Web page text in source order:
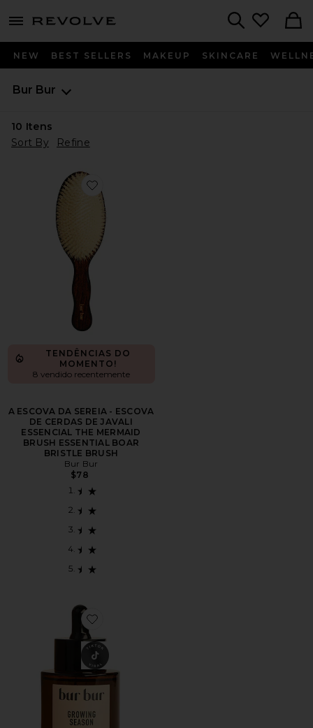
menu - shows more content
NEW BEST SELLERS MAKEUP SKINCARE
Bur Bur
10 Itens
Sort By
Refine
Favorite A ESCOVA DA SEREIA - ESCOVA DE
TENDÊNCIAS DO
MOMENTO!
8 vendido recentemente
A ESCOVA DA SEREIA - ESCOVA
DE CERDAS DE JAVALI
ESSENCIAL THE MERMAID
BRUSH ESSENTIAL BOAR
BRISTLE BRUSH
Bur Bur
$78
Favorite ÓLEO DE CRESCIMENTO E REPARAÇÃO